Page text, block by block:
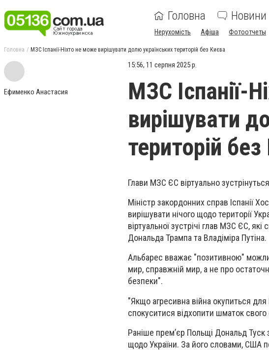
Головна Новини
Нерухомість Афіша Фотоотчеты
Головна МЗС Іспанії-Ніхто не може вирішувати долю українських територій без Києва
Ефименко Анастасия
15:56, 11 серпня 2025 р.
МЗС Іспанії-
вирішувати
територій
Глави МЗС ЄС віртуально
Міністр закордонних справ Іспанії
вирішувати нічого щодо території
віртуальної зустрічі глав МЗС ЄС, які
Дональда Трампа та Владіміра Путіна.
Альбарес вважає "позитивною"
мир, справжній мир, а не про
безпеки".
"Якщо агресивна війна окупиться
спокуситися відхопити шматок
Раніше премʼєр Польщі ДональдТуск
щодо України. За його словами, США